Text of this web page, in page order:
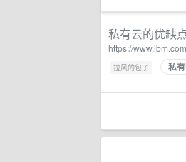
私有云的优缺
https://
拉风的包子 · 私